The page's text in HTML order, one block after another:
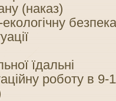
(наказ)
їдальні
роботу в 9-